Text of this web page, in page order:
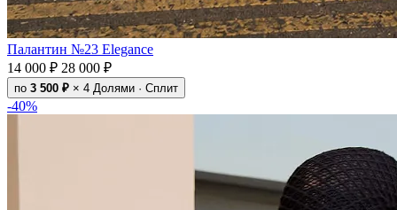
Палантин №23 Elegance
14 000 ₽ 28 000 ₽
по 3 500 ₽ × 4 Долями · Сплит
-40%